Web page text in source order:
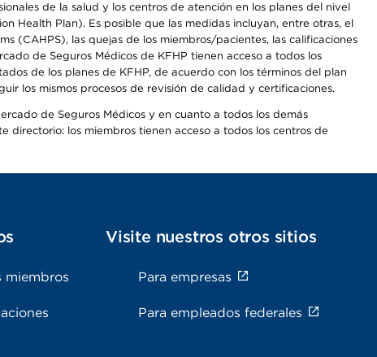
de la salud y los centros de atención en los planes del nivel
Health Plan). Es posible que las medidas incluyan, entre otras, el
(CAHPS), las quejas de los miembros/pacientes, las calificaciones
de Seguros Médicos de KFHP tienen acceso a todos los
de los planes de KFHP, de acuerdo con los términos del plan
los mismos procesos de revisión de calidad y certificaciones.
de Seguros Médicos y en cuanto a todos los demás
directorio: los miembros tienen acceso a todos los centros de
miembros
Visite nuestros otros sitios
Para empresas
Para empleados federales